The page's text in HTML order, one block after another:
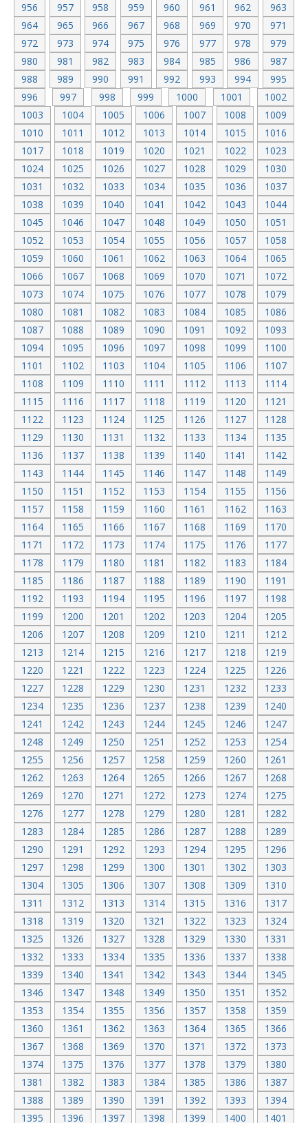
956
957 958 959 960 961 962
963
964
965 966 967 968 969 970
971
972
973 974 975 976 977 978
979
980
981 982 983 984 985 986
987
988
989 990 991 992 993 994
995
996
997 998 999 1000 1001
1002
1003
1004 1005 1006 1007 1008
1009
1010
1011 1012 1013 1014 1015
1016
1017
1018 1019 1020 1021 1022
1023
1024
1025 1026 1027 1028 1029
1030
1031
1032 1033 1034 1035 1036
1037
1038
1039 1040 1041 1042 1043
1044
1045
1046 1047 1048 1049 1050
1051
1052
1053 1054 1055 1056 1057
1058
1059
1060 1061 1062 1063 1064
1065
1066
1067 1068 1069 1070 1071
1072
1073
1074 1075 1076 1077 1078
1079
1080
1081 1082 1083 1084 1085
1086
1087
1088 1089 1090 1091 1092
1093
1094
1095 1096 1097 1098 1099
1100
1101
1102 1103 1104 1105 1106
1107
1108
1109 1110 1111 1112 1113
1114
1115
1116 1117 1118 1119 1120
1121
1122
1123 1124 1125 1126 1127
1128
1129
1130 1131 1132 1133 1134
1135
1136
1137 1138 1139 1140 1141
1142
1143
1144 1145 1146 1147 1148
1149
1150
1151 1152 1153 1154 1155
1156
1157
1158 1159 1160 1161 1162
1163
1164
1165 1166 1167 1168 1169
1170
1171
1172 1173 1174 1175 1176
1177
1178
1179 1180 1181 1182 1183
1184
1185
1186 1187 1188 1189 1190
1191
1192
1193 1194 1195 1196 1197
1198
1199
1200 1201 1202 1203 1204
1205
1206
1207 1208 1209 1210 1211
1212
1213
1214 1215 1216 1217 1218
1219
1220
1221 1222 1223 1224 1225
1226
1227
1228 1229 1230 1231 1232
1233
1234
1235 1236 1237 1238 1239
1240
1241
1242 1243 1244 1245 1246
1247
1248
1249 1250 1251 1252 1253
1254
1255
1256 1257 1258 1259 1260
1261
1262
1263 1264 1265 1266 1267
1268
1269
1270 1271 1272 1273 1274
1275
1276
1277 1278 1279 1280 1281
1282
1283
1284 1285 1286 1287 1288
1289
1290
1291 1292 1293 1294 1295
1296
1297
1298 1299 1300 1301 1302
1303
1304
1305 1306 1307 1308 1309
1310
1311
1312 1313 1314 1315 1316
1317
1318
1319 1320 1321 1322 1323
1324
1325
1326 1327 1328 1329 1330
1331
1332
1333 1334 1335 1336 1337
1338
1339
1340 1341 1342 1343 1344
1345
1346
1347 1348 1349 1350 1351
1352
1353
1354 1355 1356 1357 1358
1359
1360
1361 1362 1363 1364 1365
1366
1367
1368 1369 1370 1371 1372
1373
1374
1375 1376 1377 1378 1379
1380
1381
1382 1383 1384 1385 1386
1387
1388
1389 1390 1391 1392 1393
1394
1395
1396 1397 1398 1399 1400 1401